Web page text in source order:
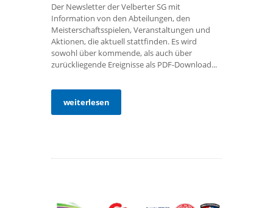
Der Newsletter der Velberter SG mit
Information von den Abteilungen, den
Meisterschaftsspielen, Veranstaltungen und
Aktionen, die aktuell stattfinden. Es wird
sowohl über kommende, als auch über
zurückliegende Ereignisse als PDF-Download...
weiterlesen